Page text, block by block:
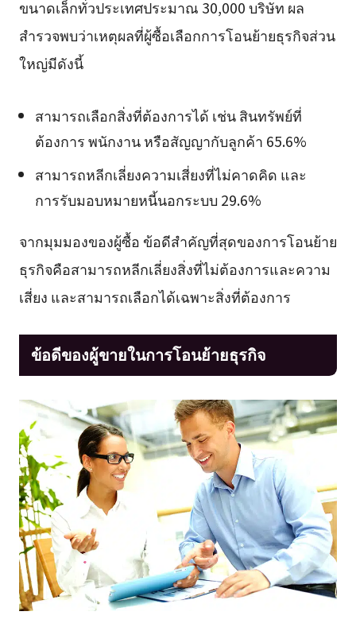
ขนาดเล็กทั่วประเทศประมาณ 30,000 บริษัท ผล
สำรวจพบว่าเหตุผลที่ผู้ซื้อเลือกการโอนย้ายธุรกิจส่วน
ใหญ่มีดังนี้
สามารถเลือกสิ่งที่ต้องการได้ เช่น สินทรัพย์ที่
ต้องการ พนักงาน หรือสัญญากับลูกค้า 65.6%
สามารถหลีกเลี่ยงความเสี่ยงที่ไม่คาดคิด และ
การรับมอบหมายหนี้นอกระบบ 29.6%
จากมุมมองของผู้ซื้อ ข้อดีสำคัญที่สุดของการโอนย้าย
ธุรกิจคือสามารถหลีกเลี่ยงสิ่งที่ไม่ต้องการและความ
เสี่ยง และสามารถเลือกได้เฉพาะสิ่งที่ต้องการ
ข้อดีของผู้ขายในการโอนย้ายธุรกิจ